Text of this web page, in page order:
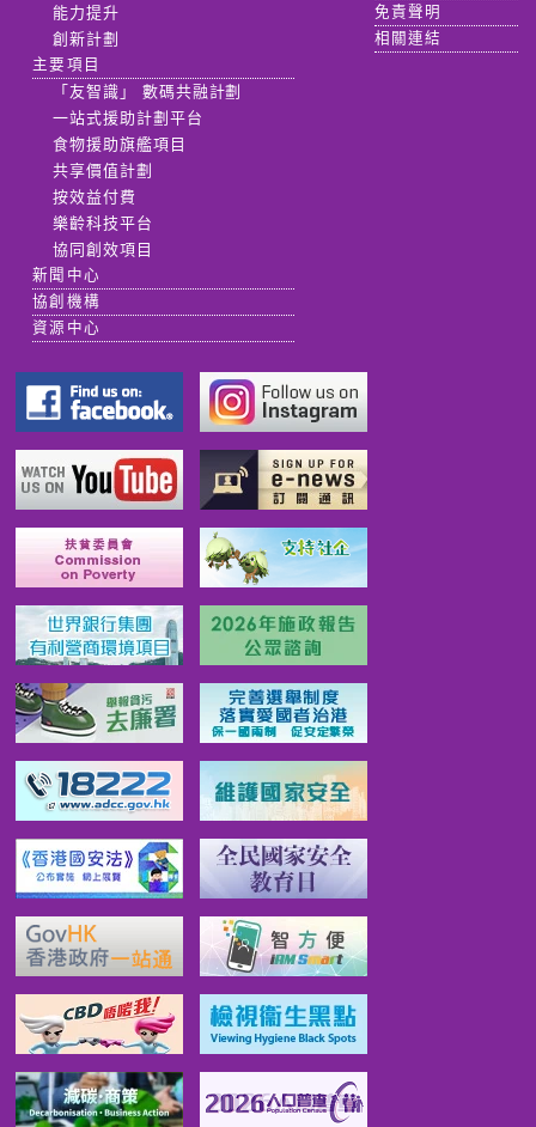
能力提升
創新計劃
主要項目
「友智識」 數碼共融計劃
一站式援助計劃平台
食物援助旗艦項目
共享價值計劃
按效益付費
樂齡科技平台
協同創效項目
新聞中心
協創機構
資源中心
免責聲明
相關連結